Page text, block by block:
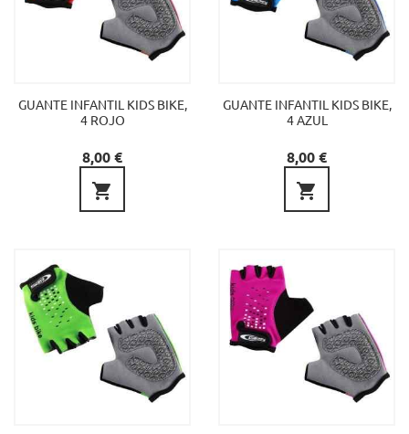
GUANTE INFANTIL KIDS BIKE,
4 ROJO
Precio
8,00 €

GUANTE INFANTIL KIDS BIKE,
4 AZUL
Precio
8,00 €
